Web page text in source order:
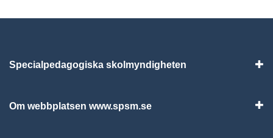
Specialpedagogiska skolmyndigheten
Om webbplatsen www.spsm.se